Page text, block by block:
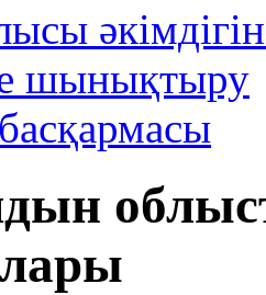
шынықтыру